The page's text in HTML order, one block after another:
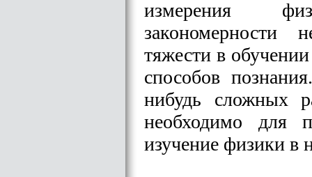
измерения
закономерности
тяжести в
способов
нибудь сложных
необходимо для
изучение физики в